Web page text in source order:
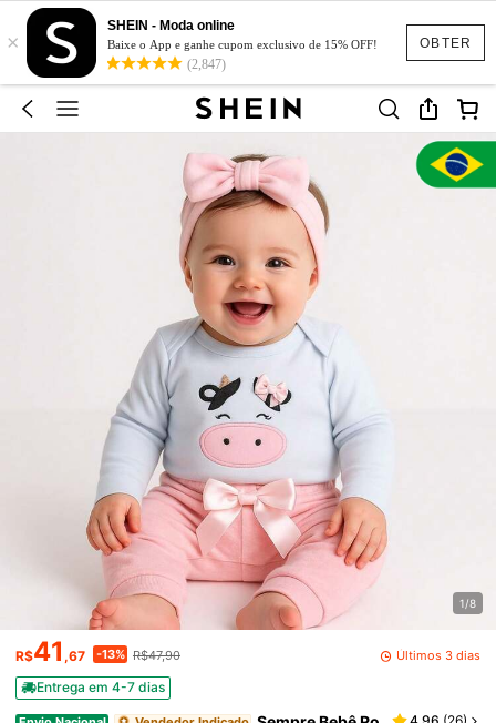
OBTER
×
SHEIN - Moda online
Baixe o App e ganhe cupom exclusivo de 15% OFF!
(2,847)
1/8
R$41 ,67 -13% R$47,90 Últimos 3 dias
Entrega em 4-7 dias